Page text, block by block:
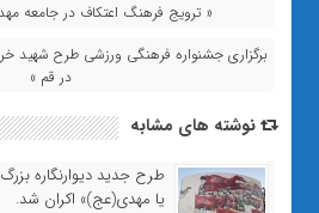
« ترویج فرهنگ اعتکاف در جامعه
برگزاری جشنواره فرهنگی ورزشی طرح شهید
در قم »
نوشته های مشابه
طرح جدید دیوارنگاره
یا مهدی(عج)» اکران شد.